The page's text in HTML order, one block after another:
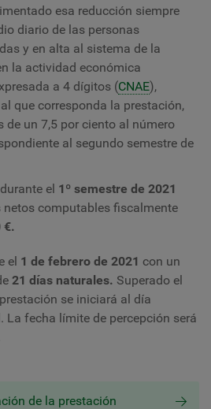
esa reducción siempre
diario de las personas
y en alta al sistema de la
la actividad económica
a 4 dígitos (CNAE),
que corresponda la prestación,
de un 7,5 por ciento al número
al segundo semestre de
durante el 1º semestre de 2021
netos computables fiscalmente
€.
el 1 de febrero de 2021 con un
21 días naturales. Superado el
se iniciará al día
La fecha límite de percepción será
de la prestación